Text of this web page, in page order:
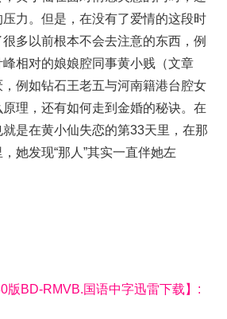
力。但是，在没有了爱情的这段时
多以前根本不会去注意的东西，例
相对的娘娘腔同事黄小贱（文章
例如钻石王老五与河南籍港台腔女
理，还有如何走到金婚的秘诀。在
是在黄小仙失恋的第33天里，在那
她发现“那人”其实一直伴她左
版BD-RMVB.国语中字迅雷下载】: